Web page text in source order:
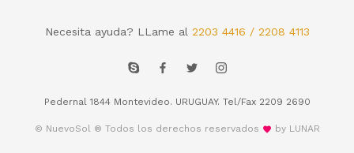
Necesita ayuda? LLame al 2203 4416 / 2208 4113
Pedernal 1844 Montevideo. URUGUAY. Tel/Fax 2209 2690
© NuevoSol ® Todos los derechos reservados by LUNAR